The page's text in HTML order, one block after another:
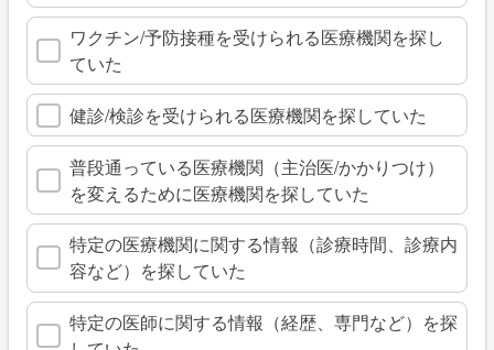
ワクチン/予防接種を受けられる医療機関を探し
ていた
健診/検診を受けられる医療機関を探していた
普段通っている医療機関（主治医/かかりつけ）
を変えるために医療機関を探していた
特定の医療機関に関する情報（診療時間、診療内
容など）を探していた
特定の医師に関する情報（経歴、専門など）を探